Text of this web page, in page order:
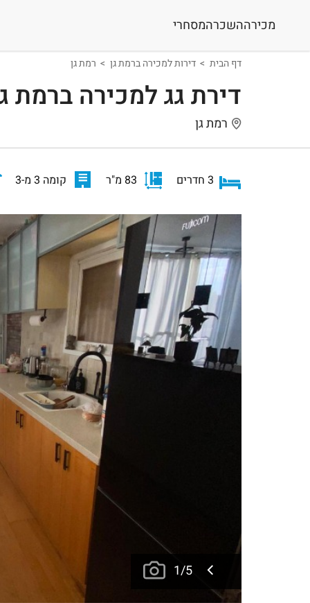
מכירההשכרהמסחרי
דף הבית דירות למכירה ברמת גן רמת גן
דירת גג למכירה ברמת
רמת גן
3 חדרים 83 מ"ר קומה 3 מ-3
1/5